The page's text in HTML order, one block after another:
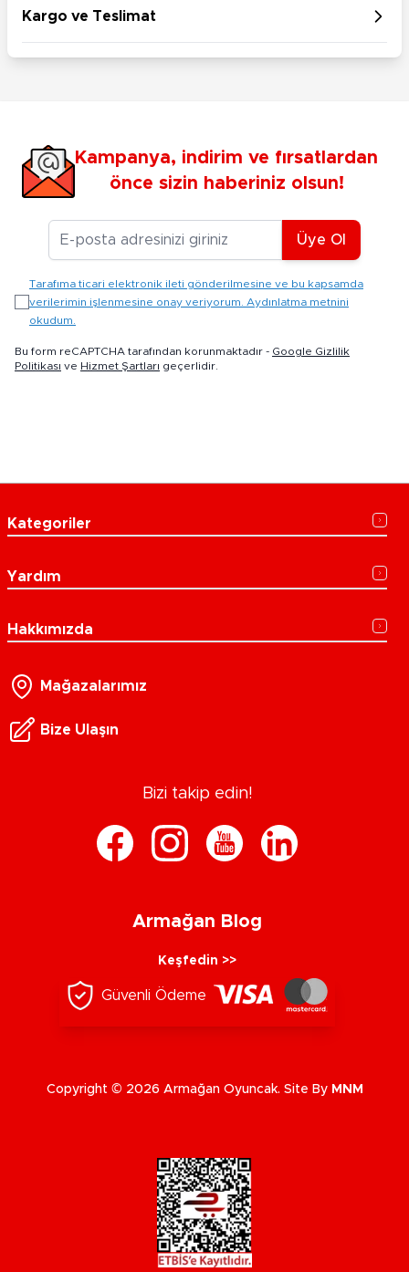
Kargo ve Teslimat
Kampanya, indirim ve fırsatlardan
önce sizin haberiniz olsun!
E-posta Adresiniz
Üye Ol
Tarafıma ticari elektronik ileti gönderilmesine ve bu kapsamda
verilerimin işlenmesine onay veriyorum. Aydınlatma metnini
okudum.
Bu form reCAPTCHA tarafından korunmaktadır - Google Gizlilik
Politikası ve Hizmet Şartları geçerlidir.
Kategoriler
Yardım
Hakkımızda
Mağazalarımız
Bize Ulaşın
Bizi takip edin!
Armağan Blog
Keşfedin >>
Güvenli Ödeme
Copyright © 2026 Armağan Oyuncak. Site By MNM